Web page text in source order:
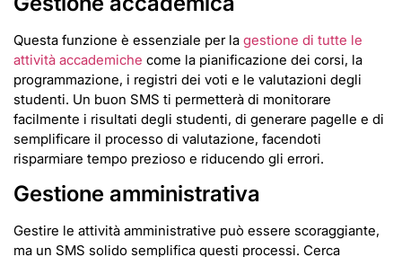
Questa funzione è essenziale per la gestione di tutte le
attività accademiche come la pianificazione dei corsi, la
programmazione, i registri dei voti e le valutazioni degli
studenti. Un buon SMS ti permetterà di monitorare
facilmente i risultati degli studenti, di generare pagelle e di
semplificare il processo di valutazione, facendoti
risparmiare tempo prezioso e riducendo gli errori.
Gestione amministrativa
Gestire le attività amministrative può essere scoraggiante,
ma un SMS solido semplifica questi processi. Cerca